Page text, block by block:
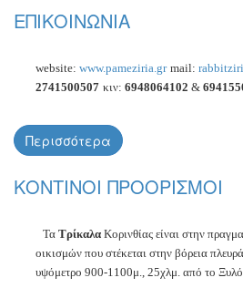
ΕΠΙΚΟΙΝΩΝΙΑ
website: www.pameziria.gr mail:
2741500507 κιν: 6948064102 &
Περισσότερα
ΚΟΝΤΙΝΟΙ ΠΡΟΟΡΙΣΜΟΙ
Τα Τρίκαλα Κορινθίας είναι στην
οικισμών που στέκεται στην βόρεια
υψόμετρο 900-1100μ., 25χλμ. από το